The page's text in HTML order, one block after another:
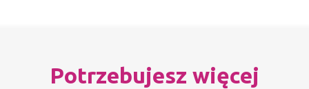
Potrzebujesz więcej